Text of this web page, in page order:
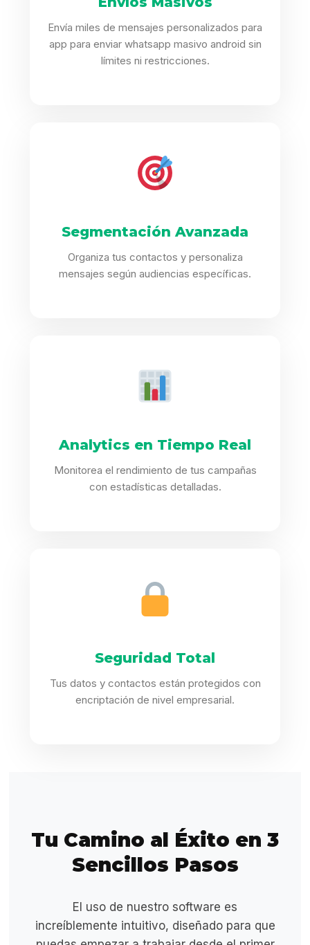
Envía miles de mensajes personalizados para
app para enviar whatsapp masivo android sin
límites ni restricciones.
Segmentación Avanzada
Organiza tus contactos y personaliza
mensajes según audiencias específicas.
Analytics en Tiempo Real
Monitorea el rendimiento de tus campañas
con estadísticas detalladas.
Seguridad Total
Tus datos y contactos están protegidos con
encriptación de nivel empresarial.
Tu Camino al Éxito en 3
Sencillos Pasos
El uso de nuestro software es
increíblemente intuitivo, diseñado para que